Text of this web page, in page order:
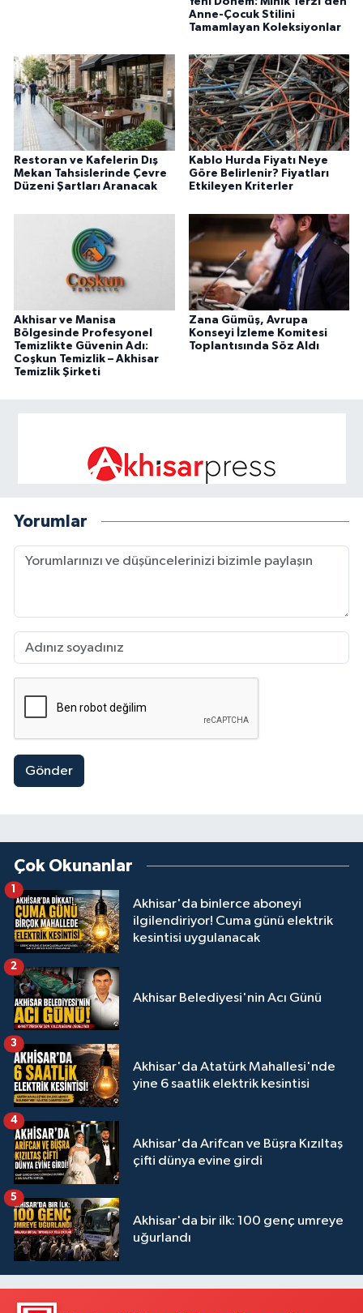
Anne-Çocuk Stilini
Tamamlayan Koleksiyonlar
Restoran ve Kafelerin Dış
Mekan Tahsislerinde Çevre
Düzeni Şartları Aranacak
Kablo Hurda Fiyatı Neye
Göre Belirlenir? Fiyatları
Etkileyen Kriterler
Akhisar ve Manisa
Bölgesinde Profesyonel
Temizlikte Güvenin Adı:
Coşkun Temizlik – Akhisar
Temizlik Şirketi
Zana Gümüş, Avrupa
Konseyi İzleme Komitesi
Toplantısında Söz Aldı
Yorumlar
Gönder
Çok Okunanlar
Akhisar'da binlerce aboneyi
ilgilendiriyor! Cuma günü elektrik
kesintisi uygulanacak
1
Akhisar Belediyesi'nin Acı Günü
2
Akhisar'da Atatürk Mahallesi'nde
yine 6 saatlik elektrik kesintisi
3
Akhisar'da Arifcan ve Büşra Kızıltaş
çifti dünya evine girdi
4
Akhisar'da bir ilk: 100 genç umreye
uğurlandı
5